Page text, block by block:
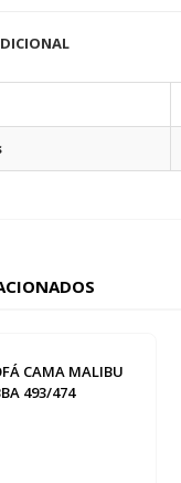
CAMA MALIBU
493/474